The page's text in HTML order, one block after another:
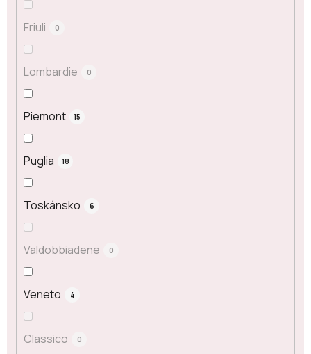
Friuli 0
Lombardie 0
Piemont 15
Puglia 18
Toskánsko 6
Valdobbiadene 0
Veneto 4
Classico 0